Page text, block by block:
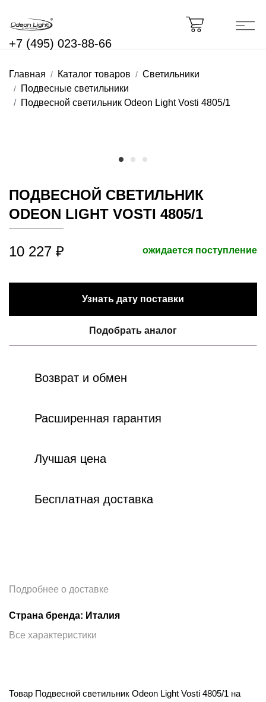
+7 (495) 023-88-66
Главная Каталог товаров
Светильники
Подвесные светильники
Подвесной светильник Odeon Light Vosti 4805/1
ПОДВЕСНОЙ СВЕТИЛЬНИК
ODEON LIGHT VOSTI 4805/1
10 227 ₽ ожидается поступление
Узнать дату поставки
Подобрать аналог
Возврат и обмен
Расширенная гарантия
Лучшая цена
Бесплатная доставка
Подробнее о доставке
Страна бренда: Италия
Все характеристики
Товар Подвесной светильник Odeon Light Vosti 4805/1 на